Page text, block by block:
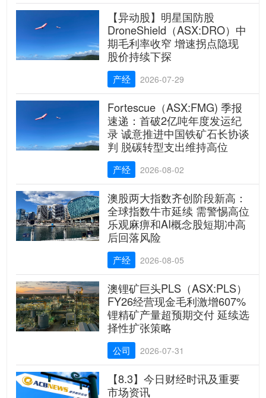
【异动股】明星国防股
DroneShield（ASX:DRO）中
期毛利率收窄 增速拐点隐现
股价持续下探
产经 2026-07-29
Fortescue（ASX:FMG) 季报
速递：首破2亿吨年度发运纪
录 诚意推进中国铁矿石长协谈
判 脱碳转型支出维持高位
产经 2026-08-02
澳股两大指数齐创阶段新高：
全球指数牛市延续 需警惕高位
乐观麻痹和AI概念股短期冲高
后回落风险
产经 2026-08-05
澳锂矿巨头PLS（ASX:PLS）
FY26经营现金毛利激增607%
锂精矿产量超预期交付 延续选
择性扩张策略
公司 2026-07-31
【8.3】今日财经时讯及重要
市场资讯